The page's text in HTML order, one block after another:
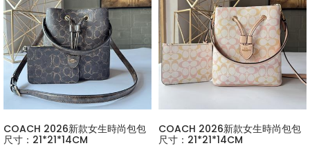
COACH 2026新款女生時尚包包
尺寸：21*21*14CM
COACH 2026新款女生時尚包包
尺寸：21*21*14CM